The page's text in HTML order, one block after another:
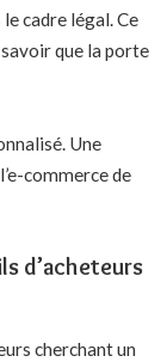
cadre légal. Ce
savoir que la porte
Une
commerce de
d’acheteurs
cherchant un